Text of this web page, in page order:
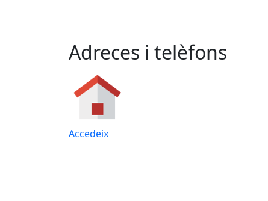
Adreces i telèfons
Accedeix